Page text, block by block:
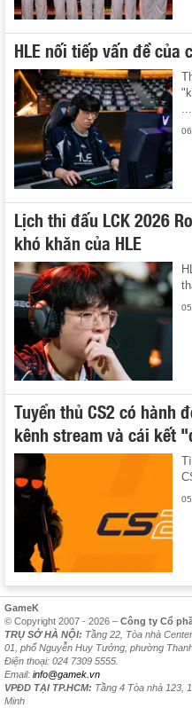
HLE nối tiếp vấn đề của
...
Lịch thi đấu LCK 2026
khó khăn của HLE
Tuyển thủ CS2 có hành
kênh stream và cái kết
GameK
© Copyright 2007 - 2026 – Công ty Cổ
TRỤ SỞ HÀ NỘI: Tầng 22, Tòa nhà
01, phố Nguyễn Huy Tưởng, phường
Điện thoại: 024 7309 5555.
Email: info@gamek.vn
VPĐD TẠI TP.HCM: Tầng 4 Tòa nhà 123,
Minh